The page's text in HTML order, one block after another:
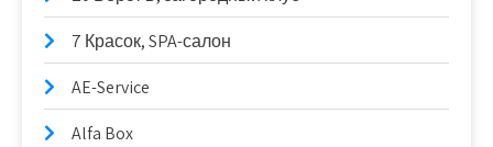
7 Красок, SPA-салон
AE-Service
Alfa Box